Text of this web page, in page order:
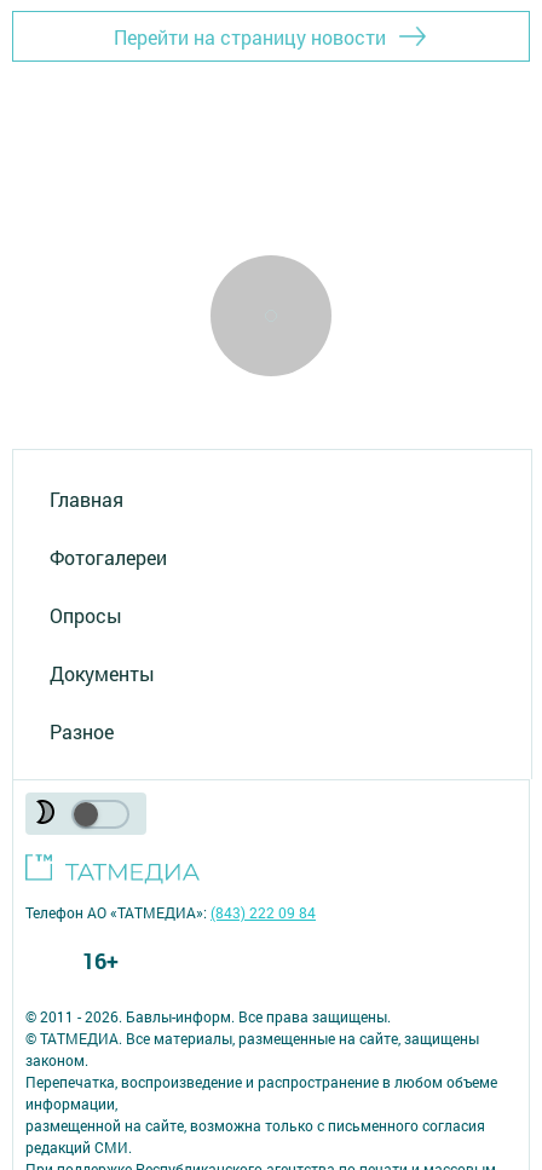
Перейти на страницу новости
Главная
Фотогалереи
Опросы
Документы
Разное
© 2011 - 2026. Бавлы-информ. Все права защищены.
© ТАТМЕДИА. Все материалы, размещенные на сайте, защищены
законом.
Перепечатка, воспроизведение и распространение в любом объеме
информации,
размещенной на сайте, возможна только с письменного согласия
редакций СМИ.
Телефон АО «ТАТМЕДИА»:(843) 222 09 84
16+